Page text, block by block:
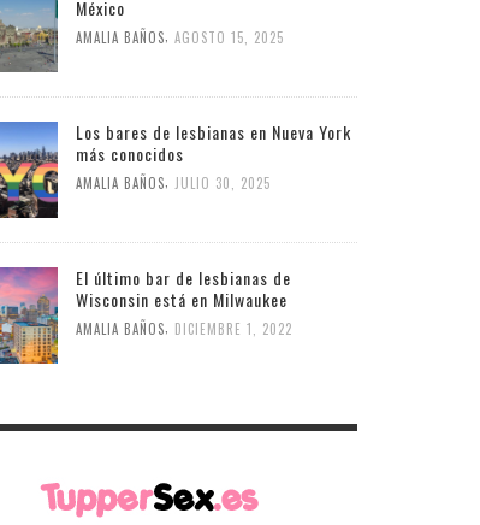
México
AMALIA BAÑOS AGOSTO 15, 2025
Los bares de lesbianas en Nueva York
más conocidos
AMALIA BAÑOS JULIO 30, 2025
El último bar de lesbianas de
Wisconsin está en Milwaukee
AMALIA BAÑOS DICIEMBRE 1, 2022